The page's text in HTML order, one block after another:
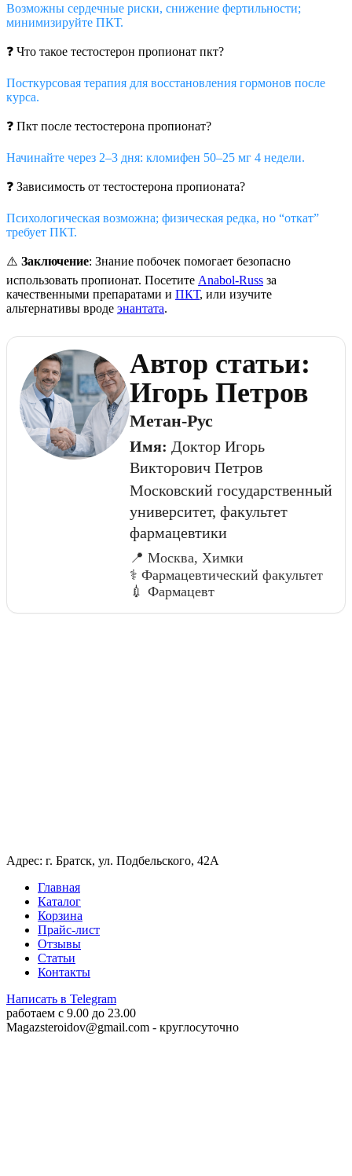
Возможны сердечные риски, снижение фертильности;
минимизируйте ПКТ.
❓ Что такое тестостерон пропионат пкт?
Посткурсовая терапия для восстановления гормонов после
курса.
❓ Пкт после тестостерона пропионат?
Начинайте через 2–3 дня: кломифен 50–25 мг 4 недели.
❓ Зависимость от тестостерона пропионата?
Психологическая возможна; физическая редка, но “откат”
требует ПКТ.
⚠️ Заключение: Знание побочек помогает безопасно
использовать пропионат. Посетите Anabol-Russ за
качественными препаратами и ПКТ, или изучите
альтернативы вроде энантата.
Автор статьи:
Игорь Петров
Метан-Рус
Имя: Доктор Игорь
Викторович Петров
Московский государственный
университет, факультет
фармацевтики
📍 Москва, Химки
⚕️ Фармацевтический факультет
💉 Фармацевт
Адрес: г. Братск, ул. Подбельского, 42А
Главная
Каталог
Корзина
Прайс-лист
Отзывы
Статьи
Контакты
Написать в Telegram
работаем c 9.00 до 23.00
Magazsteroidov@gmail.com - круглосуточно